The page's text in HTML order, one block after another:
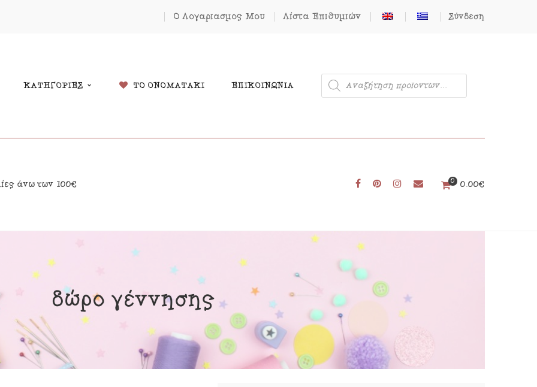
Ο Λογαριασμός Μου Λίστα Επιθυμιών Σύνδεση
ΚΑΤΗΓΟΡΙΕΣ
Δώρα
Δωματίου
Μόμπιλε Κούνιας
Κουτιά
Κοσμήματα
Μονόκερος
Δωρεάν Πατρόν
ΤΟ ΟΝΟΜΑΤΑΚΙ ΕΠΙΚΟΙΝΩΝΊΑ
άνω των 100€ 0 0.00€
δώρο γέννησης